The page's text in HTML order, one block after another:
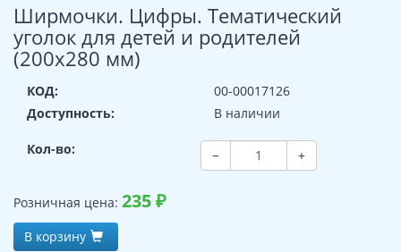
Ширмочки. Цифры. Тематический
уголок для детей и родителей
(200х280 мм)
КОД:
00-00017126
Доступность:
В наличии
Кол-во: − +
Розничная цена: 235₽
В корзину